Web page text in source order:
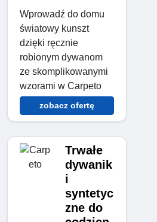
Wprowadź do domu
światowy kunszt
dzięki ręcznie
robionym dywanom
ze skomplikowanymi
wzorami w Carpeto
zobacz ofertę
Trwałe
dywanik
i
syntetyc
zne do